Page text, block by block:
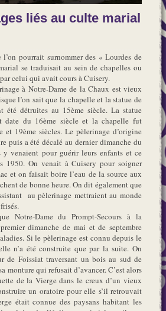
liés au culte marial
pourrait surnommer des « Lourdes de
se traduisait au sein de chapelles ou
celui qui avait cours à Cuisery.
à Notre-Dame de la Chaux est vieux
l’on sait que la chapelle et la statue de
été détruites au 15ème siècle. La statue
date du 16ème siècle et la chapelle fut
et 19ème siècles. Le pèlerinage d’origine
puis a été décalé au dernier dimanche du
y venaient pour guérir leurs enfants et ce
1950. On venait à Cuisery pour soigner
et on faisait boire l’eau de la source aux
de bonne heure. On dit également que
au pèlerinage mettraient au monde
Notre-Dame du Prompt-Secours à la
dimanche de mai et de septembre
Si le pèlerinage est connu depuis le
n’a été construite que par la suite. On
de Foissiat traversant un bois au sud de
monture qui refusait d’avancer. C’est alors
de la Vierge dans le creux d’un vieux
un oratoire pour elle s’il retrouvait
était connue des paysans habitant les